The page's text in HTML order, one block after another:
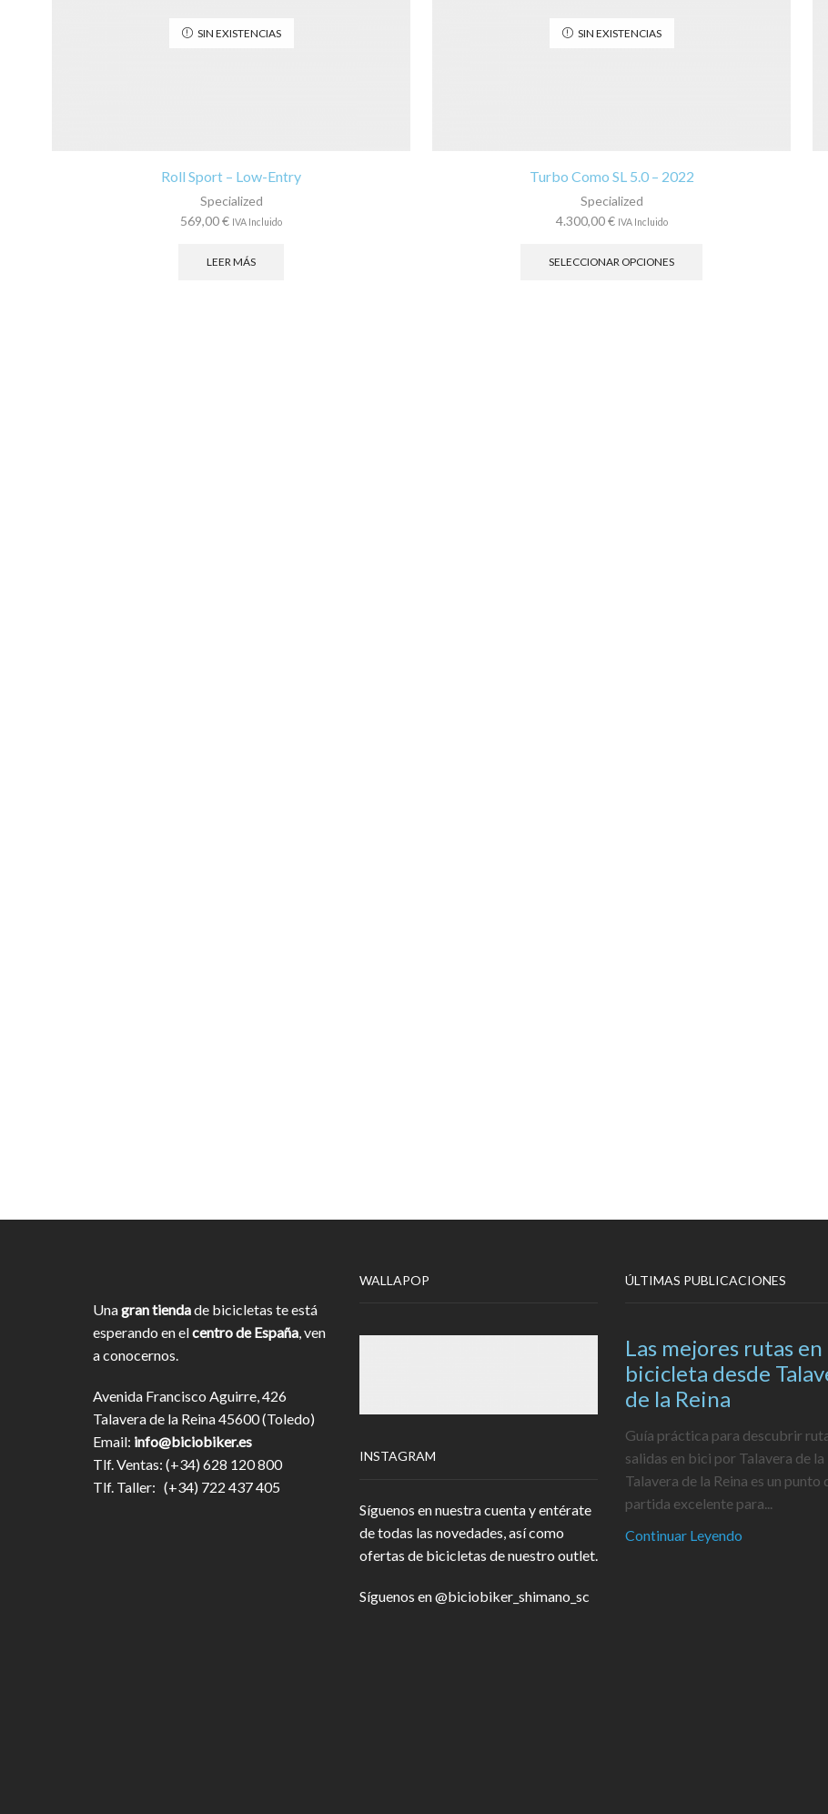
SIN EXISTENCIAS
Roll Sport – Low-Entry
Specialized
569,00€ IVA Incluido
LEER MÁS
SIN EXISTENCIAS
Turbo Como SL 5.0 – 2022
Specialized
4.300,00€ IVA Incluido
SELECCIONAR OPCIONES
Unagran tiendade bicicletas te está
esperando en elcentro de España, ven
a conocernos.
Avenida Francisco Aguirre, 426
Talavera de la Reina 45600 (Toledo)
Email: info@biciobiker.es
Tlf. Ventas: (+34) 628 120 800
Tlf. Taller: (+34) 722 437 405
WALLAPOP
INSTAGRAM
Síguenos en nuestra cuenta y entérate
de todas las novedades, así como
ofertas de bicicletas de nuestro outlet.
Síguenos en@biciobiker_shimano_sc
ÚLTIMAS PUBLICACIONES
Las mejores rutas en
bicicleta desde
de la Reina
Guía práctica para descubrir
salidas en bici por Talavera de la
Talavera de la Reina es un punto
partida excelente para...
Continuar Leyendo